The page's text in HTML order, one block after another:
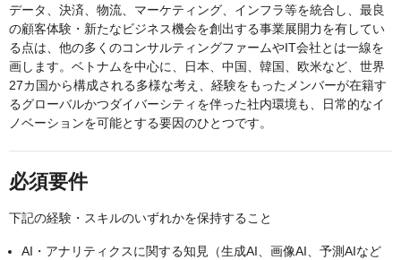
データ、決済、物流、マーケティング、インフラ等を統合し、最良
の顧客体験・新たなビジネス機会を創出する事業展開力を有してい
る点は、他の多くのコンサルティングファームやIT会社とは一線を
画します。ベトナムを中心に、日本、中国、韓国、欧米など、世界
27カ国から構成される多様な考え、経験をもったメンバーが在籍す
るグローバルかつダイバーシティを伴った社内環境も、日常的なイ
ノベーションを可能とする要因のひとつです。
必須要件
下記の経験・スキルのいずれかを保持すること
AI・アナリティクスに関する知見（生成AI、画像AI、予測AIなど